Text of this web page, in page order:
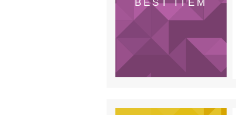
BEST ITEM